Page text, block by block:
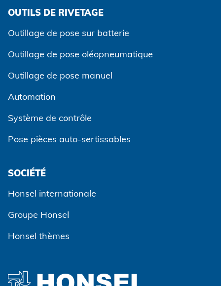
OUTILS DE RIVETAGE
Outillage de pose sur batterie
Outillage de pose oléopneumatique
Outillage de pose manuel
Automation
Système de contrôle
Pose pièces auto-sertissables
SOCIÉTÉ
Honsel internationale
Groupe Honsel
Honsel thèmes